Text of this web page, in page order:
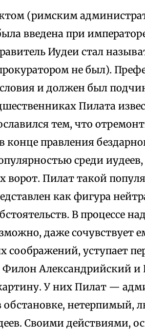
(римским
введена при
Иудеи стал
не был).
и должен был
Пилата
тем, что
конце правления
среди
ворот. Пилат такой
как фигура
В процессе
даже сочувствует
соображений, уступает
Филон Александрийский
У них Пилат —
нетерпимый,
Своими действиями,